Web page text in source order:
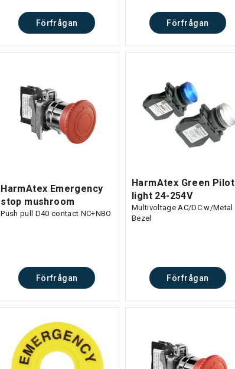
Förfrågan Förfrågan
HarmAtex Emergency
stop mushroom
Push pull D40 contact NC+NBO
Förfrågan
HarmAtex Green Pilot
light 24-254V
Multivoltage AC/DC w/Metal
Bezel
Förfrågan